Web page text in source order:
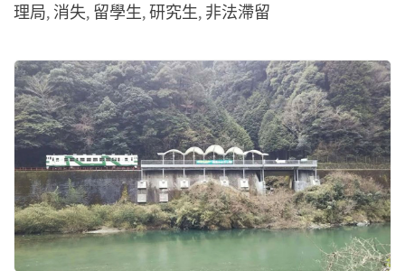
理局, 消失, 留學生,研究生, 非法滯留